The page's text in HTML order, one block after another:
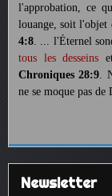
l'approbation, ce
louange, soit l'objet
4:8. ... l'Éternel
tous les desseins
Chroniques 28:9.
ne se moque pas de
Newsletter